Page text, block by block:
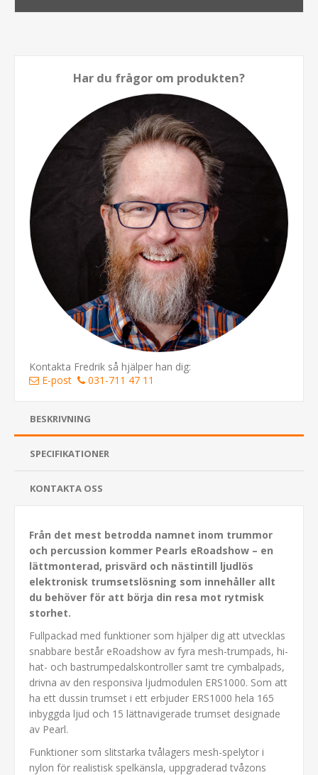
Har du frågor om produkten?
Kontakta Fredrik så hjälper han dig:
E-post
031-711 47 11
BESKRIVNING
SPECIFIKATIONER
KONTAKTA OSS
Från det mest betrodda namnet inom trummor
och percussion kommer Pearls eRoadshow – en
lättmonterad, prisvärd och nästintill ljudlös
elektronisk trumsetslösning som innehåller allt
du behöver för att börja din resa mot rytmisk
storhet.
Fullpackad med funktioner som hjälper dig att utvecklas
snabbare består eRoadshow av fyra mesh-trumpads, hi-
hat- och bastrumpedalskontroller samt tre cymbalpads,
drivna av den responsiva ljudmodulen ERS1000. Som att
ha ett dussin trumset i ett erbjuder ERS1000 hela 165
inbyggda ljud och 15 lättnavigerade trumset designade
av Pearl.
Funktioner som slitstarka tvålagers mesh-spelytor i
nylon för realistisk spelkänsla, uppgraderad tvåzons